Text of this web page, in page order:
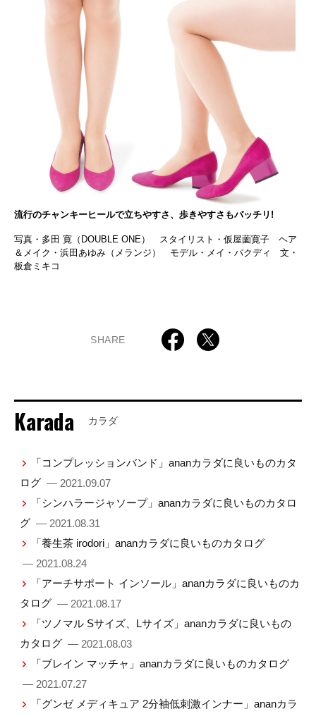
流行のチャンキーヒールで立ちやすさ、歩きやすさもバッチリ!
写真・多田 寛（DOUBLE ONE） スタイリスト・仮屋薗寛子 ヘア
＆メイク・浜田あゆみ（メランジ） モデル・メイ・パクディ 文・
板倉ミキコ
SHARE
Karada カラダ
「コンプレッションバンド」ananカラダに良いものカタ
ログ — 2021.09.07
「シンハラージャソープ」ananカラダに良いものカタロ
グ — 2021.08.31
「養生茶 irodori」ananカラダに良いものカタログ
— 2021.08.24
「アーチサポート インソール」ananカラダに良いものカ
タログ — 2021.08.17
「ツノマル Sサイズ、Lサイズ」ananカラダに良いもの
カタログ — 2021.08.03
「ブレイン マッチャ」ananカラダに良いものカタログ
— 2021.07.27
「グンゼ メディキュア 2分袖低刺激インナー」ananカラ